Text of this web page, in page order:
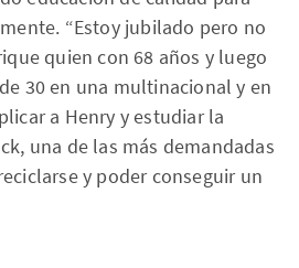
“Estoy jubilado pero no
quien con 68 años y luego
30 en una multinacional y en
a Henry y estudiar la
una de las más demandadas
y poder conseguir un